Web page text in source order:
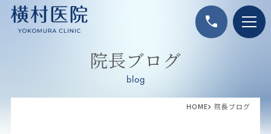
call
院長ブログ
blog
HOME 院長ブログ